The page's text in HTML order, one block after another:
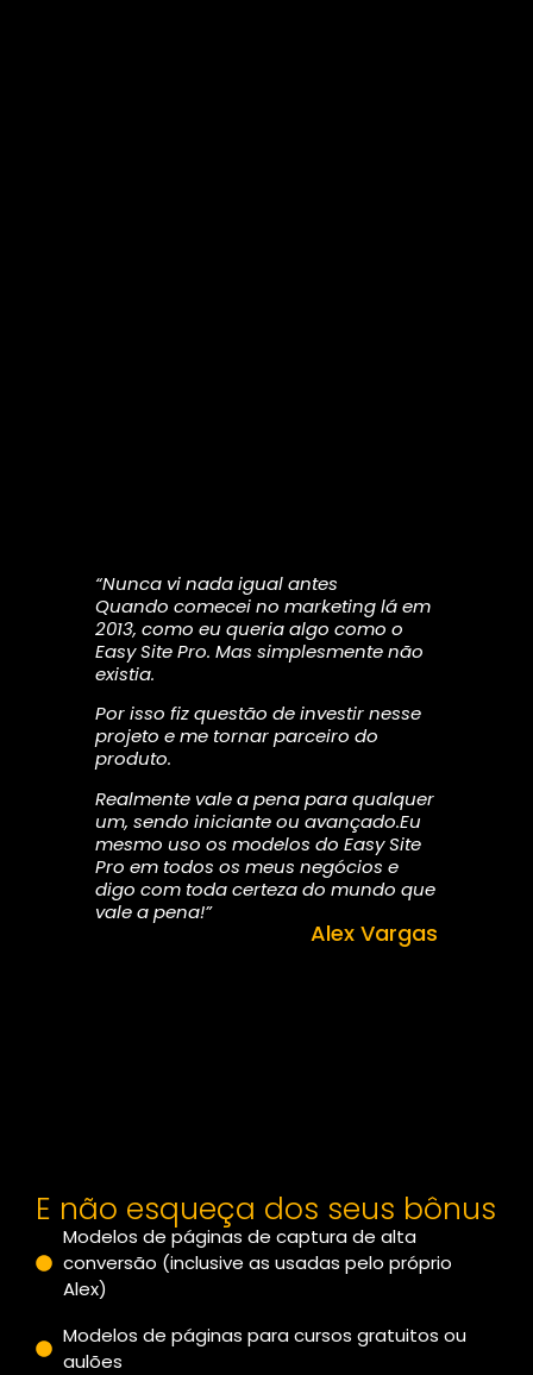
“Nunca vi nada igual antes
Quando comecei no marketing lá em
2013, como eu queria algo como o
Easy Site Pro. Mas simplesmente não
existia.
Por isso fiz questão de investir nesse
projeto e me tornar parceiro do
produto.
Realmente vale a pena para qualquer
um, sendo iniciante ou avançado.Eu
mesmo uso os modelos do Easy Site
Pro em todos os meus negócios e
digo com toda certeza do mundo que
vale a pena!”
Alex Vargas
E não esqueça dos seus bônus
Modelos de páginas de captura de alta
conversão (inclusive as usadas pelo próprio
Alex)
Modelos de páginas para cursos gratuitos ou
aulões